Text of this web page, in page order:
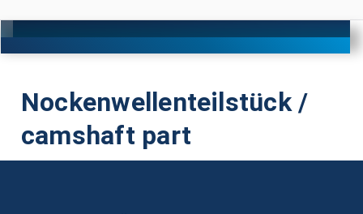
Nockenwellenteilstück /
camshaft part